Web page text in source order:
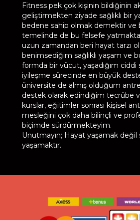
Fitness pek çok kişinin bildiğinin
geliştirmekten ziyade sağlıklı bir
bedene sahip olmak demektir ve
temelinde de bu felsefe
uzun zamandan beri hayat tarzı
benimsediğim sağlıklı yaşam ve
formda bir vücut, yaşadığım ciddi
iyileşme sürecinde en büyük
üniversite de almış olduğum
destek olarak edindiğim tecrübe
kurslar, eğitimler sonrası kişisel
mesleğini çok daha bilinçli ve
biçimde sürdürmekteyim.
Unutmayın; Hayat yaşamak değil
yaşamaktır.